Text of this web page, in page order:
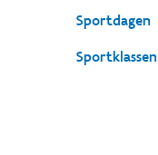
Sportdagen
Sportklassen